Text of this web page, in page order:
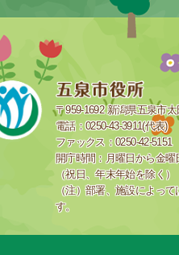
〒959-1692 新潟県五泉市
電話：0250-43-3911(代表)
ファックス：0250-42-5151
開庁時間：月曜日から金
（祝日、年末年始を除く）
（注）部署、施設によっ
す。